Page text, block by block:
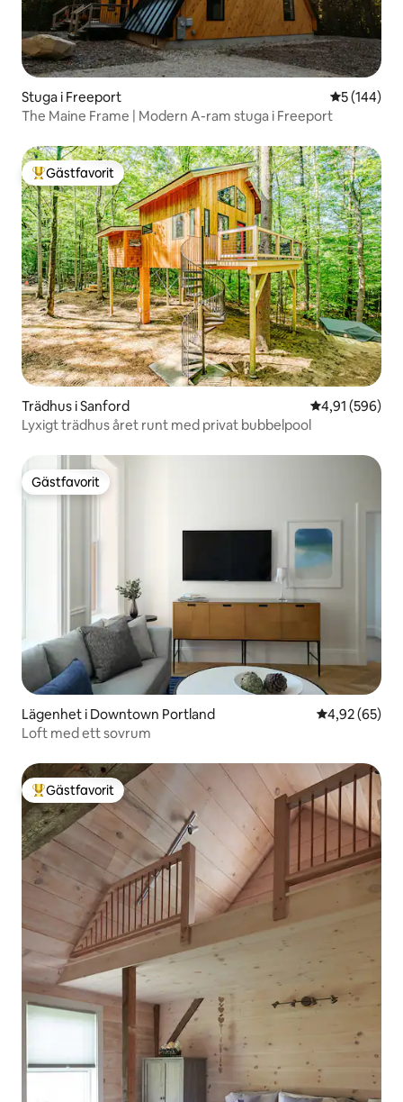
Stuga i Freeport 5 av 5 i
5 (144)
The Maine Frame | Modern A-ram stuga i Freeport
Populär gästfavorit
Gästfavorit
Trädhus i Sanford 4,91 av 5 i
4,91 (596)
Lyxigt trädhus året runt med privat bubbelpool
Gästfavorit
Gästfavorit
Lägenhet i Downtown Portland 4,92 av 5 i
4,92 (65)
Loft med ett sovrum
Populär gästfavorit
Gästfavorit